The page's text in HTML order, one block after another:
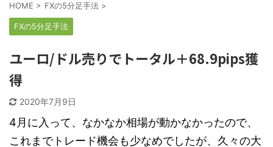
HOME > FXの5分足手法 >
FXの5分足手法
ユーロ/ドル売りでトータル＋68.9pips獲
得
2020年7月9日
4月に入って、なかなか相場が動かなかったので、
これまでトレード機会も少なめでしたが、久々の大